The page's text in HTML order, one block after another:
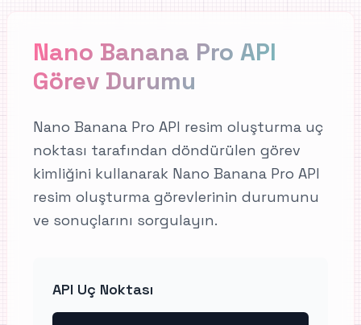
Nano Banana Pro API
Görev Durumu
Nano Banana Pro API resim oluşturma uç
noktası tarafından döndürülen görev
kimliğini kullanarak Nano Banana Pro API
resim oluşturma görevlerinin durumunu
ve sonuçlarını sorgulayın.
API Uç Noktası